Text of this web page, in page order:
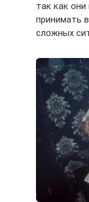
так как
принимать
сложных